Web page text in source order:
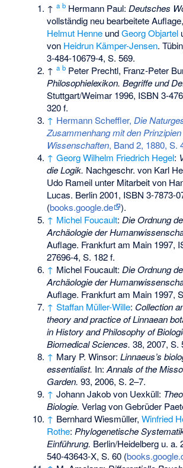
↑a b Hermann Paul:Deutsches
vollständig neu bearbeitete
Helmut Henne undGeorg Objartel
von Heidrun Kämper-Jensen.
3-484-10679-4, S. 569.
↑a b Peter Prechtl, Franz-Peter
Philosophielexikon. Begriffe und
Stuttgart/Weimar 1996, ISBN 3-
320 f.
↑ Hermann Scheffler, Die
Zusammenhang mit den
Wissenschaften, Band 2, 1880, S.
↑ Georg Wilhelm Friedrich Hegel:
die Logik. Nachgeschr. von Karl
Udo Rameil unter Mitarbeit von
Lucas. Berlin 2001, ISBN 3-7873-
(books.google.de
).
↑ Michel Foucault:Die Ordnung
Archäologie der
Auflage. Frankfurt am Main 1997,
27696-4, S. 182 f.
↑ Michel Foucault:Die Ordnung
Archäologie der
Auflage. Frankfurt am Main 1997,
↑ Staffan Müller-Wille: Collection
theory and practice of Linnaean
in History and Philosophy of
Biomedical Sciences. 38, 2007, S.
↑ Mary P. Winsor:Linnaeus’s
essentialist. In:Annals of the
Garden. 93, 2006, S. 2–7.
↑ Johann Jakob von Uexküll:
Biologie. Verlag von Gebrüder
↑ Bernhard Wiesmüller,Winfried
Rothe: Phylogenetische
Einführung. Berlin/Heidelberg u. a.
540-43643-X, S. 60 (